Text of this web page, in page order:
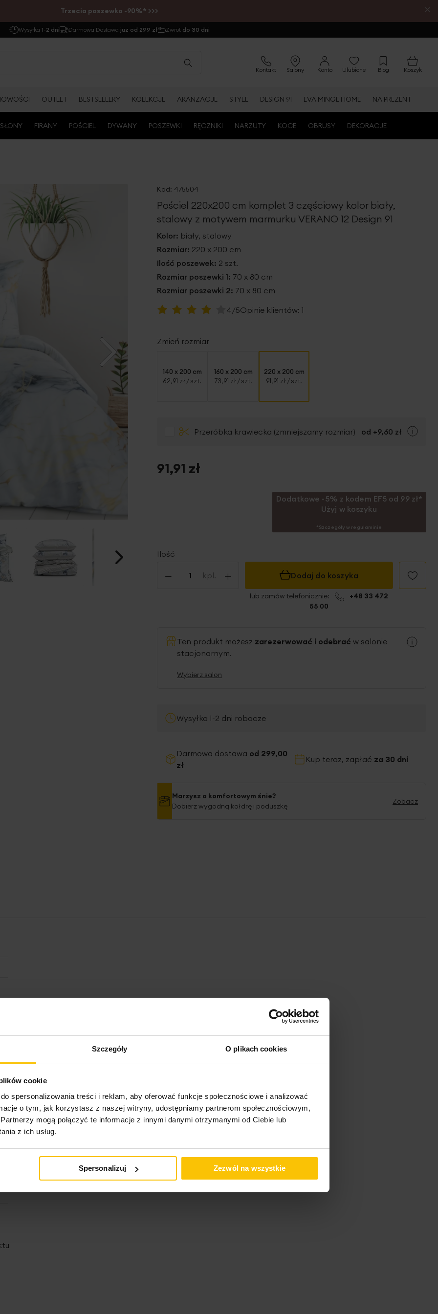
Szczegóły O plikach cookies
cookie
spersonalizowania treści i reklam, aby oferować funkcje społecznościowe i analizować
o tym, jak korzystasz z naszej witryny, udostępniamy partnerom społecznościowym,
mogą połączyć te informacje z innymi danymi otrzymanymi od Ciebie lub
z ich usług.
Spersonalizuj Zezwól na wszystkie
Trzecia poszewka -90%* >>> ×
Wysyłka 1-2 dni Darmowa Dostawa już od 299 zł Zwrot do 30 dni
Kontakt Salony Konto Ulubione Blog Koszyk
OUTLET BESTSELLERY KOLEKCJE ARANŻACJE STYLE DESIGN 91 EVA MINGE HOME NA PREZENT
FIRANY POŚCIEL DYWANY POSZEWKI RĘCZNIKI NARZUTY KOCE OBRUSY DEKORACJE
Kod: 475504
Pościel 220x200 cm komplet 3 częściowy kolor biały,
stalowy z motywem marmurku VERANO 12 Design 91
Kolor: biały, stalowy
Rozmiar: 220 x 200 cm
Ilość poszewek: 2 szt.
Rozmiar poszewki 1: 70 x 80 cm
Rozmiar poszewki 2: 70 x 80 cm
Ocena:
4/5Opinie klientów: 1
Zmień rozmiar
140 x 200 cm
62,91 zł / szt.
160 x 200 cm
73,91 zł / szt.
220 x 200 cm
91,91 zł / szt.
Przeróbka krawiecka (zmniejszamy rozmiar) od +9,60 zł
Ilość
- kpl. +
91,91 zł
Dodatkowe -5% z kodem EF5 od 99 zł*
Użyj w koszyku
*Szczegóły w regulaminie
Dodaj do koszyka
lub zamów telefonicznie:
+48 33 472
55 00
Ten produkt możesz zarezerwować i odebrać w salonie
stacjonarnym.
Wybierz salon
Wysyłka 1-2 dni robocze
Darmowa dostawa od 299,00
zł
Kup teraz, zapłać za 30 dni
Marzysz o komfortowym śnie?
Dobierz wygodną kołdrę i poduszkę
Zobacz